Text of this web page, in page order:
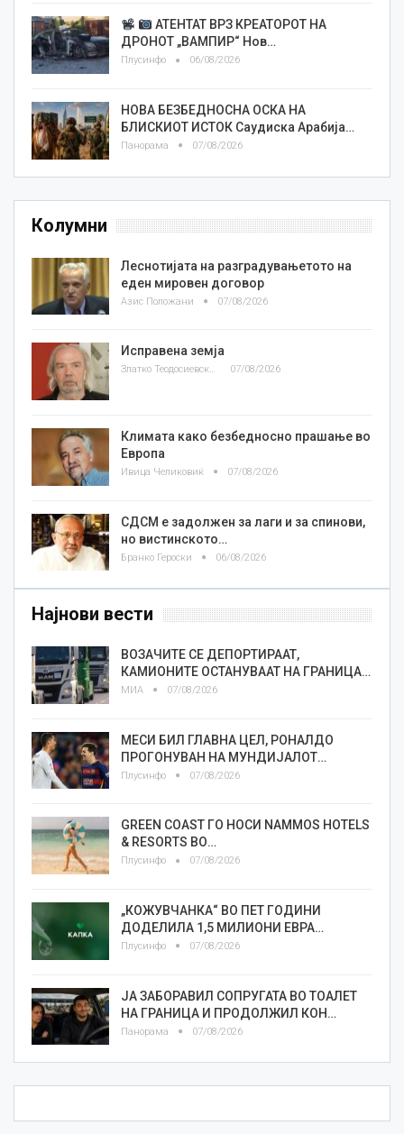
АТЕНТАТ ВРЗ КРЕАТОРОТ НА
ДРОНОТ „ВАМПИР“ Нов…
Плусинфо 06/08/2026
НОВА БЕЗБЕДНОСНА ОСКА НА
БЛИСКИОТ ИСТОК Саудиска Арабија…
Панорама 07/08/2026
Колумни
Леснотијата на разградувањетото на
еден мировен договор
Азис Положани 07/08/2026
Исправена земја
Златко Теодосиевски 07/08/2026
Климата како безбедносно прашање во
Европа
Ивица Челиковиќ 07/08/2026
СДСМ е задолжен за лаги и за спинови,
но вистинското…
Бранко Героски 06/08/2026
Најнови вести
ВОЗАЧИТЕ СЕ ДЕПОРТИРААТ,
КАМИОНИТЕ ОСТАНУВААТ НА ГРАНИЦА…
МИА 07/08/2026
МЕСИ БИЛ ГЛАВНА ЦЕЛ, РОНАЛДО
ПРОГОНУВАН НА МУНДИЈАЛОТ…
Плусинфо 07/08/2026
GREEN COAST ГО НОСИ NAMMOS HOTELS
& RESORTS ВО…
Плусинфо 07/08/2026
„КОЖУВЧАНКА“ ВО ПЕТ ГОДИНИ
ДОДЕЛИЛА 1,5 МИЛИОНИ ЕВРА…
Плусинфо 07/08/2026
ЈА ЗАБОРАВИЛ СОПРУГАТА ВО ТОАЛЕТ
НА ГРАНИЦА И ПРОДОЛЖИЛ КОН…
Панорама 07/08/2026